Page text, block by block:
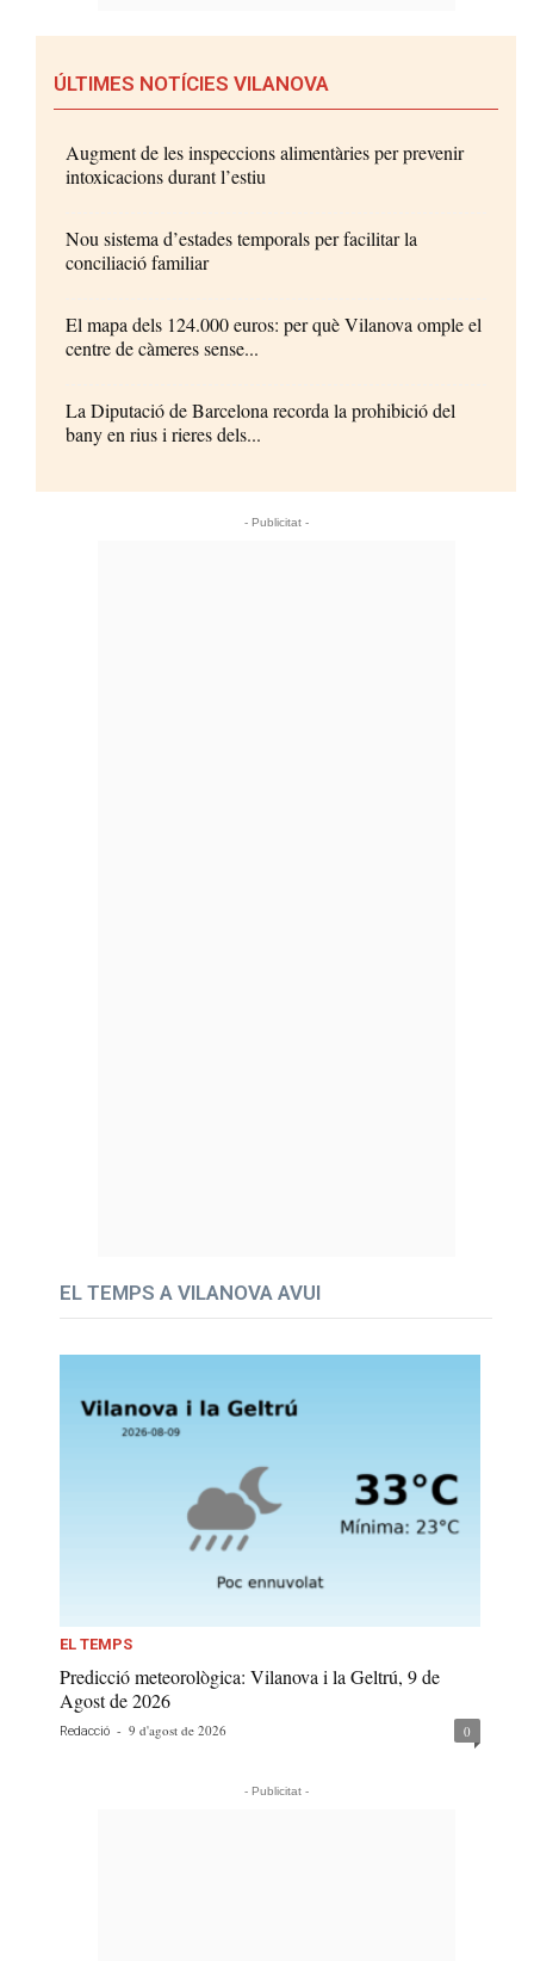
ÚLTIMES NOTÍCIES VILANOVA
Augment de les inspeccions alimentàries per prevenir
intoxicacions durant l’estiu
Nou sistema d’estades temporals per facilitar la
conciliació familiar
El mapa dels 124.000 euros: per què Vilanova omple el
centre de càmeres sense...
La Diputació de Barcelona recorda la prohibició del
bany en rius i rieres dels...
- Publicitat -
EL TEMPS A VILANOVA AVUI
EL TEMPS
Predicció meteorològica: Vilanova i la Geltrú, 9 de
Agost de 2026
Redacció - 9 d'agost de 2026 0
- Publicitat -